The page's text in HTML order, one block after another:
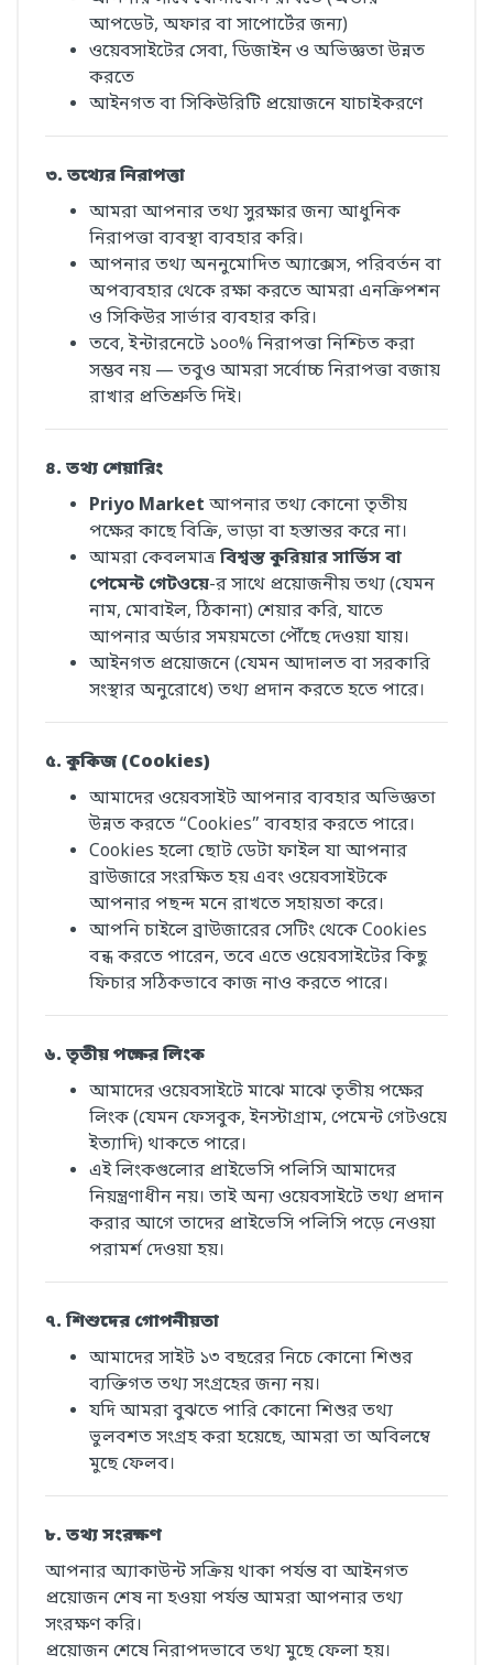
আপডেট, অফার বা সাপোর্টের জন্য)
ওয়েবসাইটের সেবা, ডিজাইন ও অভিজ্ঞতা উন্নত
করতে
আইনগত বা সিকিউরিটি প্রয়োজনে যাচাইকরণে
৩. তথ্যের নিরাপত্তা
আমরা আপনার তথ্য সুরক্ষার জন্য আধুনিক
নিরাপত্তা ব্যবস্থা ব্যবহার করি।
আপনার তথ্য অননুমোদিত অ্যাক্সেস, পরিবর্তন বা
অপব্যবহার থেকে রক্ষা করতে আমরা এনক্রিপশন
ও সিকিউর সার্ভার ব্যবহার করি।
তবে, ইন্টারনেটে ১০০% নিরাপত্তা নিশ্চিত করা
সম্ভব নয় — তবুও আমরা সর্বোচ্চ নিরাপত্তা বজায়
রাখার প্রতিশ্রুতি দিই।
৪. তথ্য শেয়ারিং
Priyo Market আপনার তথ্য কোনো তৃতীয়
পক্ষের কাছে বিক্রি, ভাড়া বা হস্তান্তর করে না।
আমরা কেবলমাত্রবিশ্বস্ত কুরিয়ার সার্ভিস বা
পেমেন্ট গেটওয়ে-র সাথে প্রয়োজনীয় তথ্য (যেমন
নাম, মোবাইল, ঠিকানা) শেয়ার করি, যাতে
আপনার অর্ডার সময়মতো পৌঁছে দেওয়া যায়।
আইনগত প্রয়োজনে (যেমন আদালত বা সরকারি
সংস্থার অনুরোধে) তথ্য প্রদান করতে হতে পারে।
৫. কুকিজ (Cookies)
আমাদের ওয়েবসাইট আপনার ব্যবহার অভিজ্ঞতা
উন্নত করতে “Cookies” ব্যবহার করতে পারে।
Cookies হলো ছোট ডেটা ফাইল যা আপনার
ব্রাউজারে সংরক্ষিত হয় এবং ওয়েবসাইটকে
আপনার পছন্দ মনে রাখতে সহায়তা করে।
আপনি চাইলে ব্রাউজারের সেটিং থেকে Cookies
বন্ধ করতে পারেন, তবে এতে ওয়েবসাইটের কিছু
ফিচার সঠিকভাবে কাজ নাও করতে পারে।
৬. তৃতীয় পক্ষের লিংক
আমাদের ওয়েবসাইটে মাঝে মাঝে তৃতীয় পক্ষের
লিংক (যেমন ফেসবুক, ইনস্টাগ্রাম, পেমেন্ট গেটওয়ে
ইত্যাদি) থাকতে পারে।
এই লিংকগুলোর প্রাইভেসি পলিসি আমাদের
নিয়ন্ত্রণাধীন নয়। তাই অন্য ওয়েবসাইটে তথ্য প্রদান
করার আগে তাদের প্রাইভেসি পলিসি পড়ে নেওয়া
পরামর্শ দেওয়া হয়।
৭. শিশুদের গোপনীয়তা
আমাদের সাইট ১৩ বছরের নিচে কোনো শিশুর
ব্যক্তিগত তথ্য সংগ্রহের জন্য নয়।
যদি আমরা বুঝতে পারি কোনো শিশুর তথ্য
ভুলবশত সংগ্রহ করা হয়েছে, আমরা তা অবিলম্বে
মুছে ফেলব।
৮. তথ্য সংরক্ষণ
আপনার অ্যাকাউন্ট সক্রিয় থাকা পর্যন্ত বা আইনগত
প্রয়োজন শেষ না হওয়া পর্যন্ত আমরা আপনার তথ্য
সংরক্ষণ করি।
প্রয়োজন শেষে নিরাপদভাবে তথ্য মুছে ফেলা হয়।